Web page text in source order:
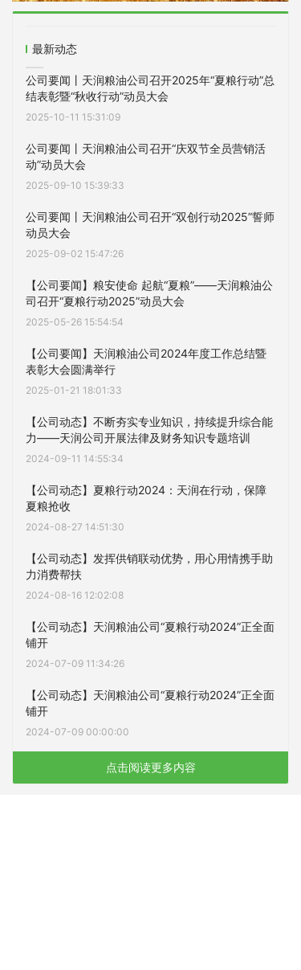
最新动态
公司要闻丨天润粮油公司召开2025年“夏粮行动”总
结表彰暨“秋收行动”动员大会
2025-10-11 15:31:09
公司要闻丨天润粮油公司召开“庆双节全员营销活
动”动员大会
2025-09-10 15:39:33
公司要闻丨天润粮油公司召开“双创行动2025”誓师
动员大会
2025-09-02 15:47:26
【公司要闻】粮安使命 起航“夏粮”——天润粮油公
司召开“夏粮行动2025”动员大会
2025-05-26 15:54:54
【公司要闻】天润粮油公司2024年度工作总结暨
表彰大会圆满举行
2025-01-21 18:01:33
【公司动态】不断夯实专业知识，持续提升综合能
力——天润公司开展法律及财务知识专题培训
2024-09-11 14:55:34
【公司动态】夏粮行动2024：天润在行动，保障
夏粮抢收
2024-08-27 14:51:30
【公司动态】发挥供销联动优势，用心用情携手助
力消费帮扶
2024-08-16 12:02:08
【公司动态】天润粮油公司“夏粮行动2024”正全面
铺开
2024-07-09 11:34:26
【公司动态】天润粮油公司“夏粮行动2024”正全面
铺开
2024-07-09 00:00:00
点击阅读更多内容